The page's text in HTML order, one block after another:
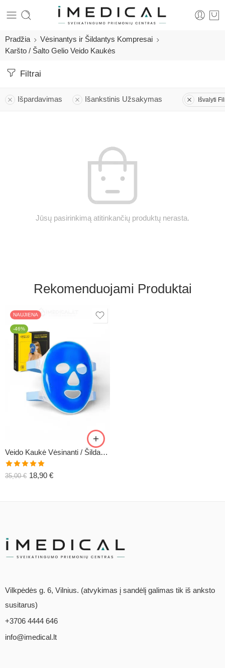
Pradžia
Vėsinantys ir Šildantys Kompresai
Karšto / Šalto Gelio Veido Kaukės
Filtrai
Išpardavimas Išankstinis Užsakymas Išvalyti
Jūsų pasirinkimą atitinkančių produktų nerasta.
Rekomenduojami Produktai
NAUJIENA
-46%
Veido Kaukė Vėsinanti / Šildanti (daugiakartinė)
Įvertinimas:
5.00
35,00€ 18,90 €
Vilkpėdės g. 6, Vilnius. (atvykimas į sandėlį galimas tik iš anksto
susitarus)
+3706 4444 646
info@imedical.lt